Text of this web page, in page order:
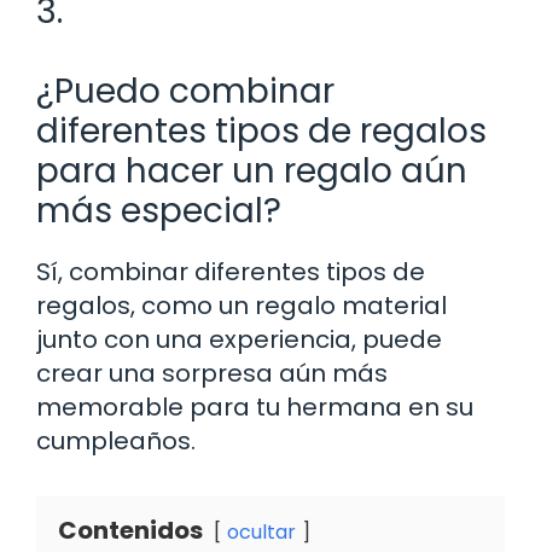
3.
¿Puedo combinar
diferentes tipos de regalos
para hacer un regalo aún
más especial?
Sí, combinar diferentes tipos de
regalos, como un regalo material
junto con una experiencia, puede
crear una sorpresa aún más
memorable para tu hermana en su
cumpleaños.
Contenidos ocultar